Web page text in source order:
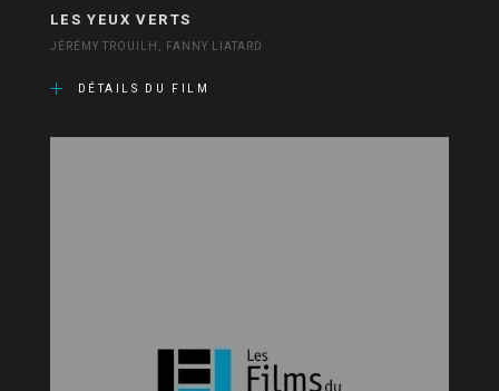
LES YEUX VERTS
JÉRÉMY TROUILH, FANNY LIATARD
DÉTAILS DU FILM